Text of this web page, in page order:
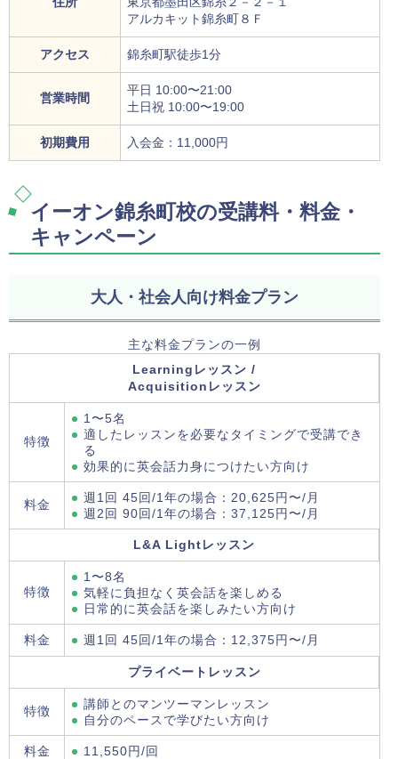
アルカキット錦糸町８Ｆ
アクセス 錦糸町駅徒歩1分
営業時間
平日 10:00〜21:00
土日祝 10:00〜19:00
初期費用 入会金：11,000円
イーオン錦糸町校の受講料・料金・
キャンペーン
大人・社会人向け料金プラン
主な料金プランの一例
Learningレッスン /
Acquisitionレッスン
特徴
1〜5名
適したレッスンを必要なタイミングで受講でき
る
効果的に英会話力身につけたい方向け
料金
週1回 45回/1年の場合：20,625円〜/月
週2回 90回/1年の場合：37,125円〜/月
L&A Lightレッスン
特徴
1〜8名
気軽に負担なく英会話を楽しめる
日常的に英会話を楽しみたい方向け
料金 週1回 45回/1年の場合：12,375円〜/月
プライベートレッスン
特徴
講師とのマンツーマンレッスン
自分のペースで学びたい方向け
料金 11,550円/回